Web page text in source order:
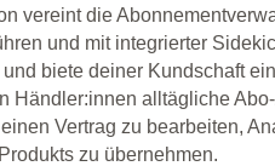
vereint die
und mit integrierter
biete deiner Kundschaft
Händler:innen alltägliche
Vertrag zu bearbeiten,
zu übernehmen.